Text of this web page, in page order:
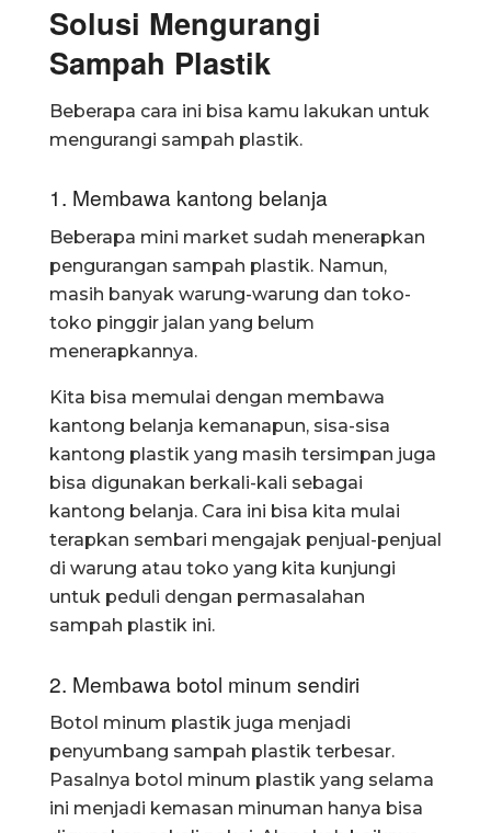
Solusi Mengurangi
Sampah Plastik
Beberapa cara ini bisa kamu lakukan untuk
mengurangi sampah plastik.
1. Membawa kantong belanja
Beberapa mini market sudah menerapkan
pengurangan sampah plastik. Namun,
masih banyak warung-warung dan toko-
toko pinggir jalan yang belum
menerapkannya.
Kita bisa memulai dengan membawa
kantong belanja kemanapun, sisa-sisa
kantong plastik yang masih tersimpan juga
bisa digunakan berkali-kali sebagai
kantong belanja. Cara ini bisa kita mulai
terapkan sembari mengajak penjual-penjual
di warung atau toko yang kita kunjungi
untuk peduli dengan permasalahan
sampah plastik ini.
2. Membawa botol minum sendiri
Botol minum plastik juga menjadi
penyumbang sampah plastik terbesar.
Pasalnya botol minum plastik yang selama
ini menjadi kemasan minuman hanya bisa